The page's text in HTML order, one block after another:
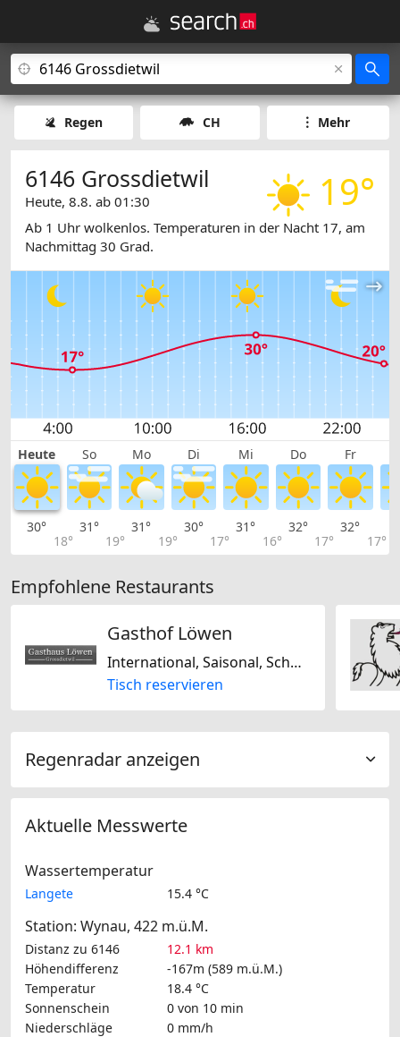
Regen CH Mehr
19°
6146 Grossdietwil
Heute, 8.8. ab 01:30
Ab 1 Uhr wolkenlos. Temperaturen in der Nacht 17, am
Nachmittag 30 Grad.
Heute So Mo Di Mi Do Fr
30°
18°
31°
19°
31°
19°
30°
17°
31°
16°
32°
17°
32°
17°
Empfohlene Restaurants
Gasthof Löwen
International, Saisonal, Schweizerisch, Europäisch, Mitteleuropäisch
Tisch reservieren
Regenradar anzeigen
Aktuelle Messwerte
Wassertemperatur
Langete 15.4 °C
Station: Wynau, 422 m.ü.M.
Distanz zu 6146
12.1 km
Höhendifferenz
-167m (589 m.ü.M.)
Temperatur
18.4 °C
Sonnenschein
0 von 10 min
Niederschläge
0 mm/h